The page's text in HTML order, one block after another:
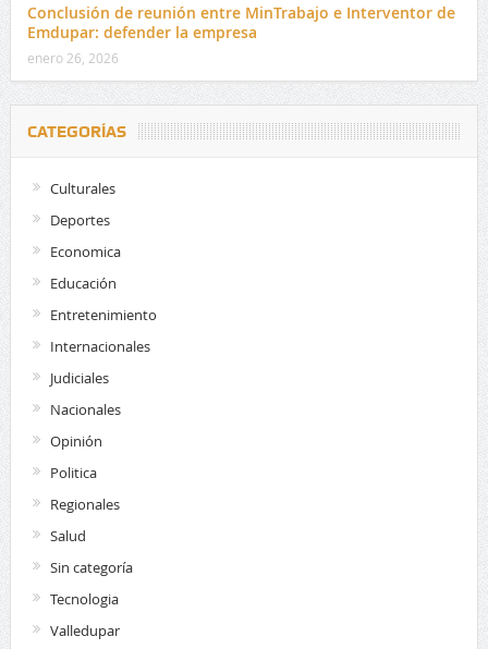
Conclusión de reunión entre MinTrabajo e Interventor de
Emdupar: defender la empresa
enero 26, 2026
CATEGORÍAS
Culturales
Deportes
Economica
Educación
Entretenimiento
Internacionales
Judiciales
Nacionales
Opinión
Politica
Regionales
Salud
Sin categoría
Tecnologia
Valledupar